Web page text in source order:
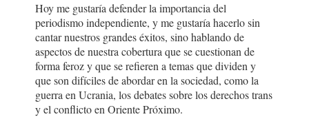
Hoy me gustaría defender la importancia del
periodismo independiente, y me gustaría hacerlo sin
cantar nuestros grandes éxitos, sino hablando de
aspectos de nuestra cobertura que se cuestionan de
forma feroz y que se refieren a temas que dividen y
que son difíciles de abordar en la sociedad, como la
guerra en Ucrania, los debates sobre los derechos trans
y el conflicto en Oriente Próximo.